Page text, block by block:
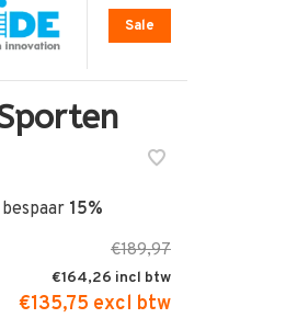
Sale
15%
€189,97
€164,26
€135,75 excl btw